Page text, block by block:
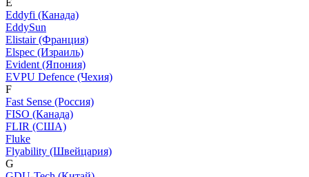
E
Eddyfi (Канада)
EddySun
Elistair (Франция)
Elspec (Израиль)
Evident (Япония)
EVPU Defence (Чехия)
F
Fast Sense (Россия)
FISO (Канада)
FLIR (США)
Fluke
Flyability (Швейцария)
G